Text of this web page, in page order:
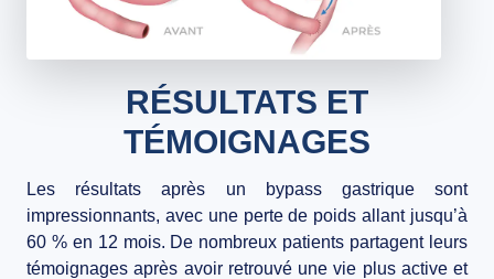
RÉSULTATS ET
TÉMOIGNAGES
Les résultats après un bypass gastrique sont
impressionnants, avec une perte de poids allant jusqu’à
60 % en 12 mois. De nombreux patients partagent leurs
témoignages après avoir retrouvé une vie plus active et